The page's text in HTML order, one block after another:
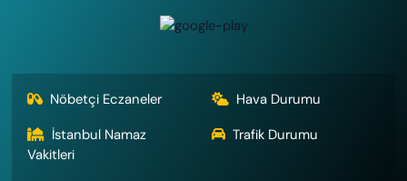
Nöbetçi Eczaneler
Hava Durumu
İstanbul Namaz
Vakitleri
Trafik Durumu